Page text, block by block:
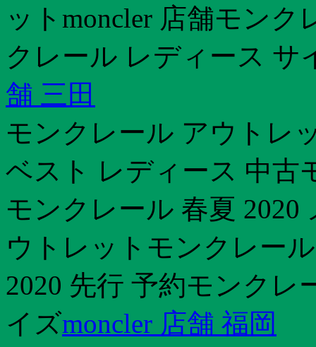
ットmoncler 店舗モン
クレール レディース サ
舗 三田
モンクレール アウトレ
ベスト レディース 中古
モンクレール 春夏 2020
ウトレットモンクレー
2020 先行 予約モンク
イズmoncler 店舗 福岡